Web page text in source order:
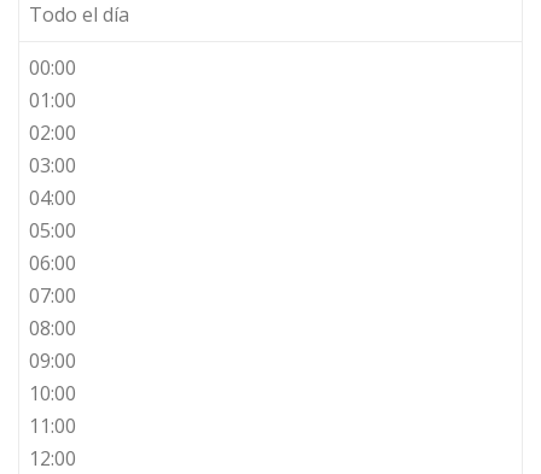
Todo el día
00:00
01:00
02:00
03:00
04:00
05:00
06:00
07:00
08:00
09:00
10:00
11:00
12:00